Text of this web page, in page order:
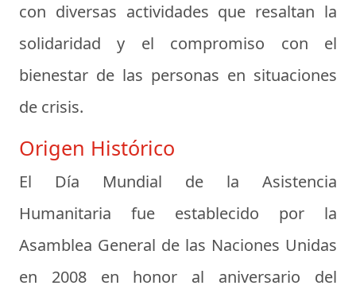
con diversas actividades que resaltan la
solidaridad y el compromiso con el
bienestar de las personas en situaciones
de crisis.
Origen Histórico
El Día Mundial de la Asistencia
Humanitaria fue establecido por la
Asamblea General de las Naciones Unidas
en 2008 en honor al aniversario del